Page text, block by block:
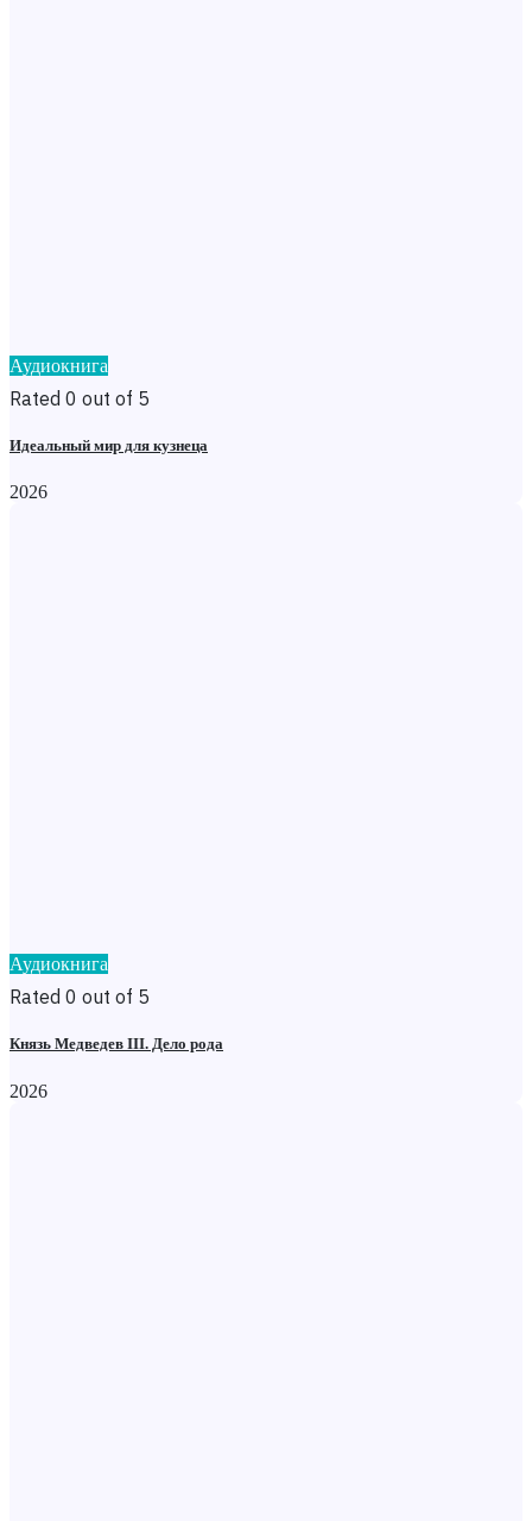
Аудиокнига
Rated 0 out of 5
Идеальный мир для кузнеца
2026
Аудиокнига
Rated 0 out of 5
Князь Медведев III. Дело рода
2026